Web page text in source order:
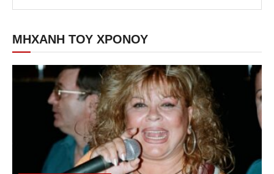
ΜΗΧΑΝΗ ΤΟΥ ΧΡΟΝΟΥ